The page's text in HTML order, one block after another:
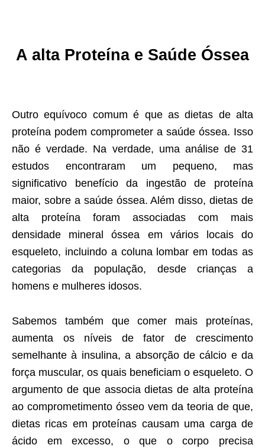
A alta Proteína e Saúde Óssea
Outro equívoco comum é que as dietas de alta
proteína podem comprometer a saúde óssea. Isso
não é verdade. Na verdade, uma análise de 31
estudos encontraram um pequeno, mas
significativo benefício da ingestão de proteína
maior, sobre a saúde óssea. Além disso, dietas de
alta proteína foram associadas com mais
densidade mineral óssea em vários locais do
esqueleto, incluindo a coluna lombar em todas as
categorias da população, desde crianças a
homens e mulheres idosos.
Sabemos também que comer mais proteínas,
aumenta os níveis de fator de crescimento
semelhante à insulina, a absorção de cálcio e da
força muscular, os quais beneficiam o esqueleto. O
argumento de que associa dietas de alta proteína
ao comprometimento ósseo vem da teoria de que,
dietas ricas em proteínas causam uma carga de
ácido em excesso, o que o corpo precisa